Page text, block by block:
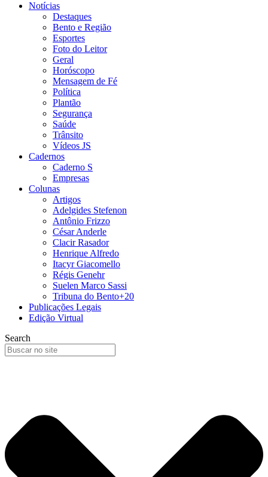
Notícias
Destaques
Bento e Região
Esportes
Foto do Leitor
Geral
Horóscopo
Mensagem de Fé
Política
Plantão
Segurança
Saúde
Trânsito
Vídeos JS
Cadernos
Caderno S
Empresas
Colunas
Artigos
Adelgides Stefenon
Antônio Frizzo
César Anderle
Clacir Rasador
Henrique Alfredo
Itacyr Giacomello
Régis Genehr
Suelen Marco Sassi
Tribuna do Bento+20
Publicações Legais
Edição Virtual
Search